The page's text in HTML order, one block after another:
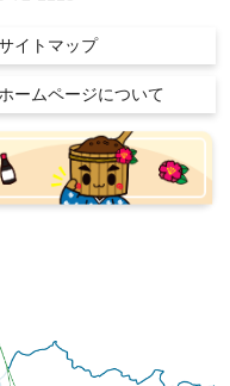
イトマップ
ホームページについて